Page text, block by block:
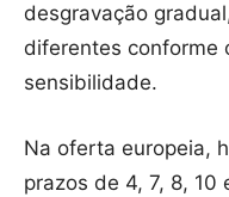
desgravação
diferentes conforme
sensibilidade.
Na oferta europeia,
prazos de 4, 7, 8, 10